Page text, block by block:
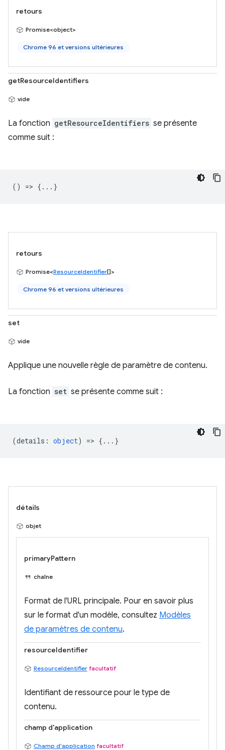
retours
Promise<object>
Chrome 96 et versions ultérieures
getResourceIdentifiers
vide
La fonction getResourceIdentifiers se présente
comme suit :
() => {...}
retours
Promise<ResourceIdentifier[]>
Chrome 96 et versions ultérieures
set
vide
Applique une nouvelle règle de paramètre de contenu.
La fonction set se présente comme suit :
(details : object) => {...}
détails
objet
primaryPattern
chaîne
Format de l'URL principale. Pour en savoir plus
sur le format d'un modèle, consultez Modèles
de paramètres de contenu.
resourceIdentifier
ResourceIdentifier facultatif
Identifiant de ressource pour le type de
contenu.
champ d'application
Champ d'application facultatif